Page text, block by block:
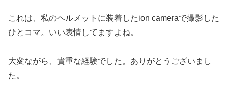
これは、私のヘルメットに装着したion cameraで撮影した
ひとコマ。いい表情してますよね。
大変ながら、貴重な経験でした。ありがとうございまし
た。